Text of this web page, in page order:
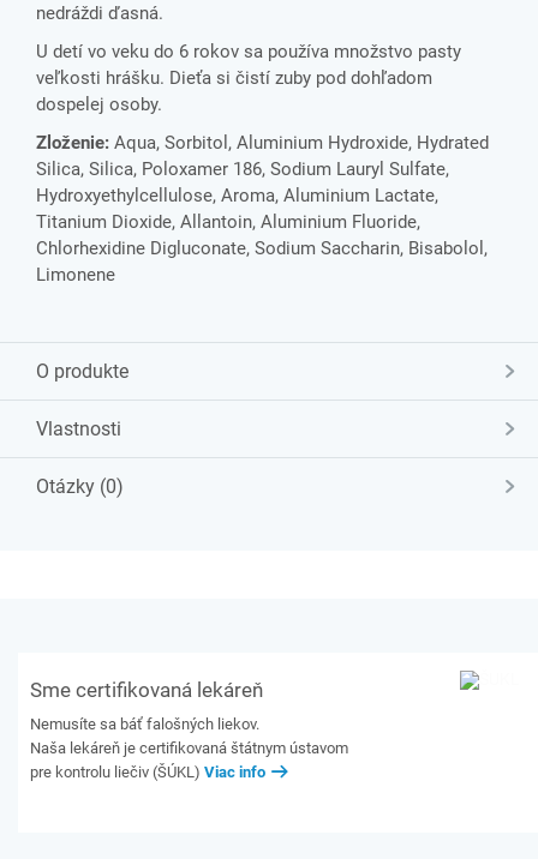
nedráždi ďasná.
U detí vo veku do 6 rokov sa používa množstvo pasty
veľkosti hrášku. Dieťa si čistí zuby pod dohľadom
dospelej osoby.
Zloženie: Aqua, Sorbitol, Aluminium Hydroxide, Hydrated
Silica, Silica, Poloxamer 186, Sodium Lauryl Sulfate,
Hydroxyethylcellulose, Aroma, Aluminium Lactate,
Titanium Dioxide, Allantoin, Aluminium Fluoride,
Chlorhexidine Digluconate, Sodium Saccharin, Bisabolol,
Limonene
O produkte
Vlastnosti
Otázky (0)
Sme certifikovaná lekáreň
Nemusíte sa báť falošných liekov.
Naša lekáreň je certifikovaná štátnym ústavom
pre kontrolu liečiv (ŠÚKL) Viac info